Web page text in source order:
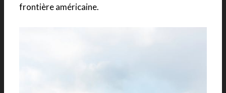
frontière américaine.